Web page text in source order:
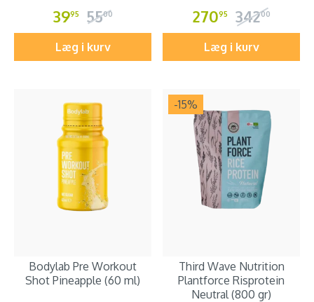
3995 5500
Læg i kurv
27095 34200
Læg i kurv
Bodylab Pre Workout
Shot Pineapple (60 ml)
-15%
Third Wave Nutrition
Plantforce Risprotein
Neutral (800 gr)